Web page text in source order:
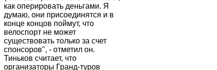
как оперировать деньгами. Я
думаю, они присоединятся и в
конце концов поймут, что
велоспорт не может
существовать только за счет
спонсоров", - отметил он.
Тиньков считает, что
организаторы Гранд-туров